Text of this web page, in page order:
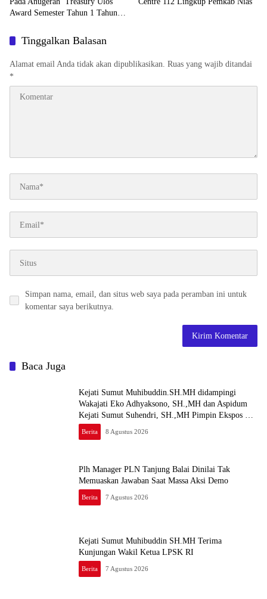
Award Semester Tahun 1 Tahun
Tinggalkan Balasan
Alamat email Anda tidak akan dipublikasikan. Ruas yang wajib ditandai
*
Simpan nama, email, dan situs web saya pada peramban ini untuk
komentar saya berikutnya.
Baca Juga
Kejati Sumut Muhibuddin.SH.MH didampingi
Wakajati Eko Adhyaksono, SH.,MH dan Aspidum
Kejati Sumut Suhendri, SH.,MH Pimpin Ekspos RJ
Di Kejari Medan
Berita 8 Agustus 2026
Plh Manager PLN Tanjung Balai Dinilai Tak
Memuaskan Jawaban Saat Massa Aksi Demo
Berita 7 Agustus 2026
Kejati Sumut Muhibuddin SH.MH Terima
Kunjungan Wakil Ketua LPSK RI
Berita 7 Agustus 2026